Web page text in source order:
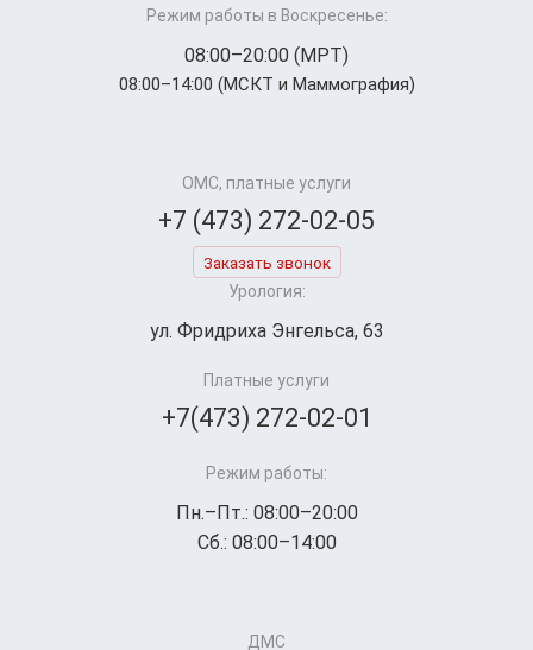
Режим работы в Воскресенье:
08:00–20:00 (МРТ)
08:00–14:00 (МСКТ и Маммография)
ОМС, платные услуги
+7 (473) 272-02-05
Заказать звонок
Урология:
ул. Фридриха Энгельса, 63
Платные услуги
+7(473) 272-02-01
Режим работы:
Пн.–Пт.: 08:00–20:00
Сб.: 08:00–14:00
ДМС